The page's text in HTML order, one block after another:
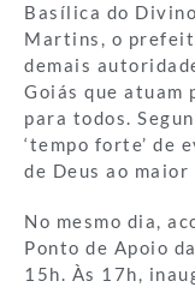
Basílica do
Martins, o
demais
Goiás que atuam
para todos.
‘tempo forte’ de
de Deus ao maior
No mesmo dia,
Ponto de Apoio
15h. Às 17h,